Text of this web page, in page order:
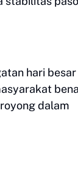
hari besar
dalam